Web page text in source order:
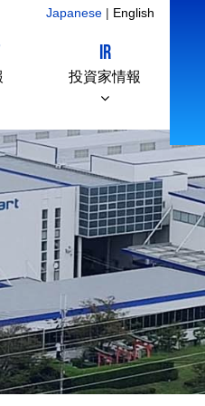
Japanese | English
IR
投資家情報